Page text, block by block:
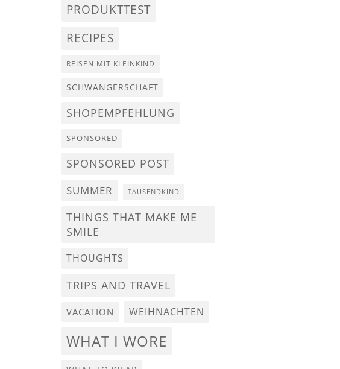
PRODUKTTEST
RECIPES
REISEN MIT KLEINKIND
SCHWANGERSCHAFT
SHOPEMPFEHLUNG
SPONSORED
SPONSORED POST
SUMMER TAUSENDKIND
THINGS THAT MAKE ME
SMILE
THOUGHTS
TRIPS AND TRAVEL
VACATION WEIHNACHTEN
WHAT I WORE